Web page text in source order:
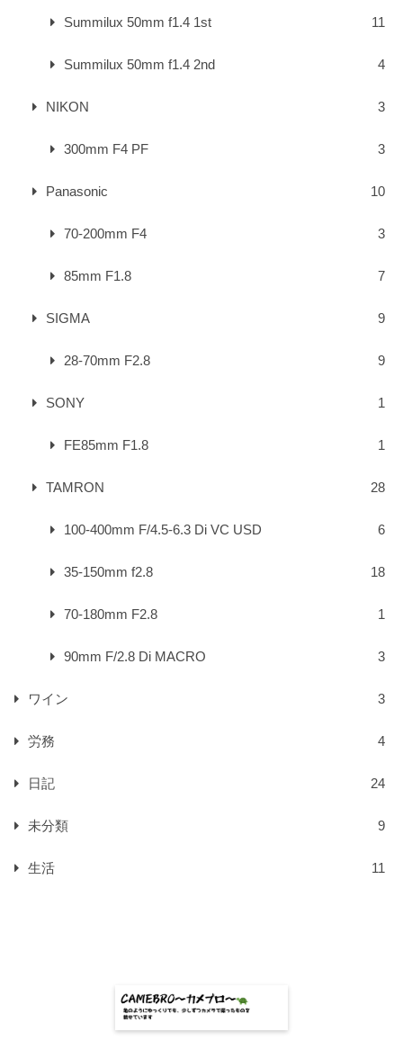
Summilux 50mm f1.4 1st 11
Summilux 50mm f1.4 2nd 4
NIKON 3
300mm F4 PF 3
Panasonic 10
70-200mm F4 3
85mm F1.8 7
SIGMA 9
28-70mm F2.8 9
SONY 1
FE85mm F1.8 1
TAMRON 28
100-400mm F/4.5-6.3 Di VC USD 6
35-150mm f2.8 18
70-180mm F2.8 1
90mm F/2.8 Di MACRO 3
ワイン 3
労務 4
日記 24
未分類 9
生活 11